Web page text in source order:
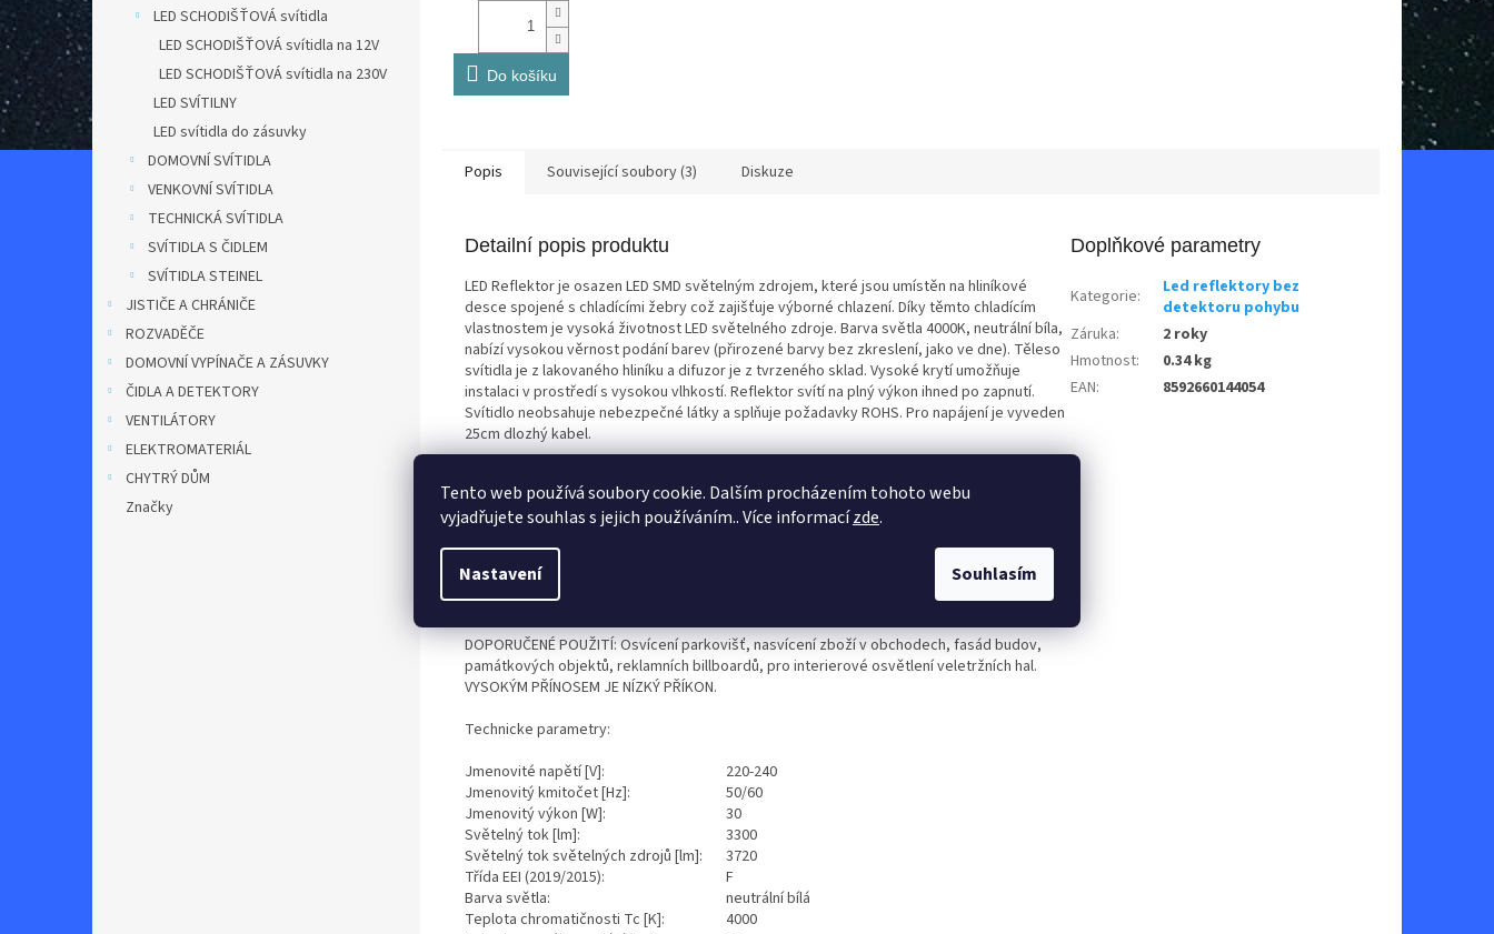
Tento web používá soubory cookie. Dalším procházením tohoto webu
vyjadřujete souhlas s jejich používáním.. Více informacízde.
Nastavení Souhlasím
LED SCHODIŠŤOVÁ svítidla
LED SCHODIŠŤOVÁ svítidla na 12V
LED SCHODIŠŤOVÁ svítidla na 230V
LED SVÍTILNY
LED svítidla do zásuvky
DOMOVNÍ SVÍTIDLA
VENKOVNÍ SVÍTIDLA
TECHNICKÁ SVÍTIDLA
SVÍTIDLA S ČIDLEM
SVÍTIDLA STEINEL
JISTIČE A CHRÁNIČE
ROZVADĚČE
DOMOVNÍ VYPÍNAČE A ZÁSUVKY
ČIDLA A DETEKTORY
VENTILÁTORY
ELEKTROMATERIÁL
CHYTRÝ DŮM
Značky
Do košíku
Popis Související soubory (3) Diskuze
Detailní popis produktu
LED Reflektor je osazen LED SMD světelným zdrojem, které jsou umístěn na hliníkové
desce spojené s chladícími žebry což zajišťuje výborné chlazení. Díky těmto chladícím
vlastnostem je vysoká životnost LED světelného zdroje. Barva světla 4000K, neutrální bíla,
nabízí vysokou věrnost podání barev (přirozené barvy bez zkreslení, jako ve dne). Těleso
svítidla je z lakovaného hliníku a difuzor je z tvrzeného sklad. Vysoké krytí umožňuje
instalaci v prostředí s vysokou vlhkostí. Reflektor svítí na plný výkon ihned po zapnutí.
Svítidlo neobsahuje nebezpečné látky a splňuje požadavky ROHS. Pro napájení je vyveden
25cm dlozhý kabel.
jednoduše napojí na těleso pomocí připraveného konektoru. Pohybové čidlo používá
infračervenou (PIR) technologii a pomocí tří regulátorů se dají nastavit hodnoty času
se snížením celkového krytí svítidla na IP44. Toto krytí je stále dostačující pro venkovní
použití svítidla.
DOPORUČENÉ POUŽITÍ: Osvícení parkovišť, nasvícení zboží v obchodech, fasád budov,
památkových objektů, reklamních billboardů, pro interierové osvětlení veletržních hal.
VYSOKÝM PŘÍNOSEM JE NÍZKÝ PŘÍKON.
Technicke parametry:
Jmenovité napětí [V]:
220-240
Jmenovitý kmitočet [Hz]:
50/60
Jmenovitý výkon [W]:
30
Světelný tok [lm]:
3300
Světelný tok světelných zdrojů [lm]:
3720
Třída EEI (2019/2015):
F
Barva světla:
neutrální bílá
Teplota chromatičnosti Tc [K]:
4000
Doplňkové parametry
Kategorie:
Led reflektory bez
detektoru pohybu
Záruka:
2 roky
Hmotnost:
0.34 kg
EAN: 8592660144054